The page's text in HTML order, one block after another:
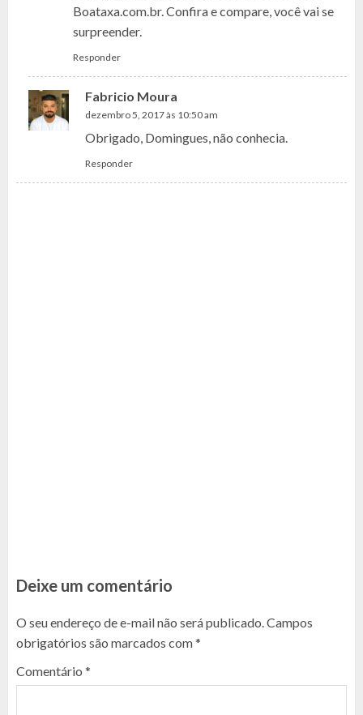
Boataxa.com.br. Confira e compare, você vai se
surpreender.
Responder
Fabricio Moura
dezembro 5, 2017 às 10:50 am
Obrigado, Domingues, não conhecia.
Responder
Deixe um comentário
O seu endereço de e-mail não será publicado.Campos
obrigatórios são marcados com*
Comentário *